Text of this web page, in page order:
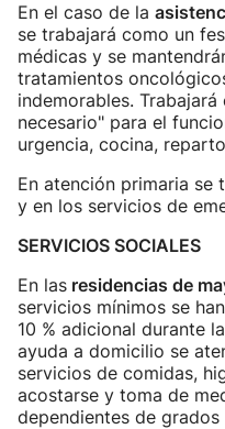
En el caso de la
se trabajará como un
médicas y se
tratamientos
indemorables.
necesario" para el
urgencia, cocina,
En atención primaria se
y en los servicios de
SERVICIOS SOCIALES
En las residencias de
servicios mínimos se
10 % adicional durante
ayuda a domicilio se
servicios de comidas,
acostarse y toma de
dependientes de grados